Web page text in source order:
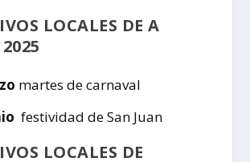
LOCALES DE A
martes de carnaval
festividad de San Juan
LOCALES DE